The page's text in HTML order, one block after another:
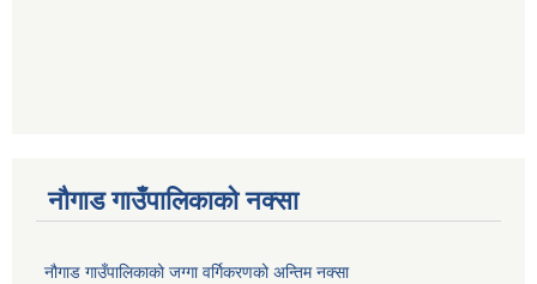
नौगाड गाउँपालिकाको नक्सा
नौगाड गाउँपालिकाको जग्गा वर्गिकरणको अन्तिम नक्सा